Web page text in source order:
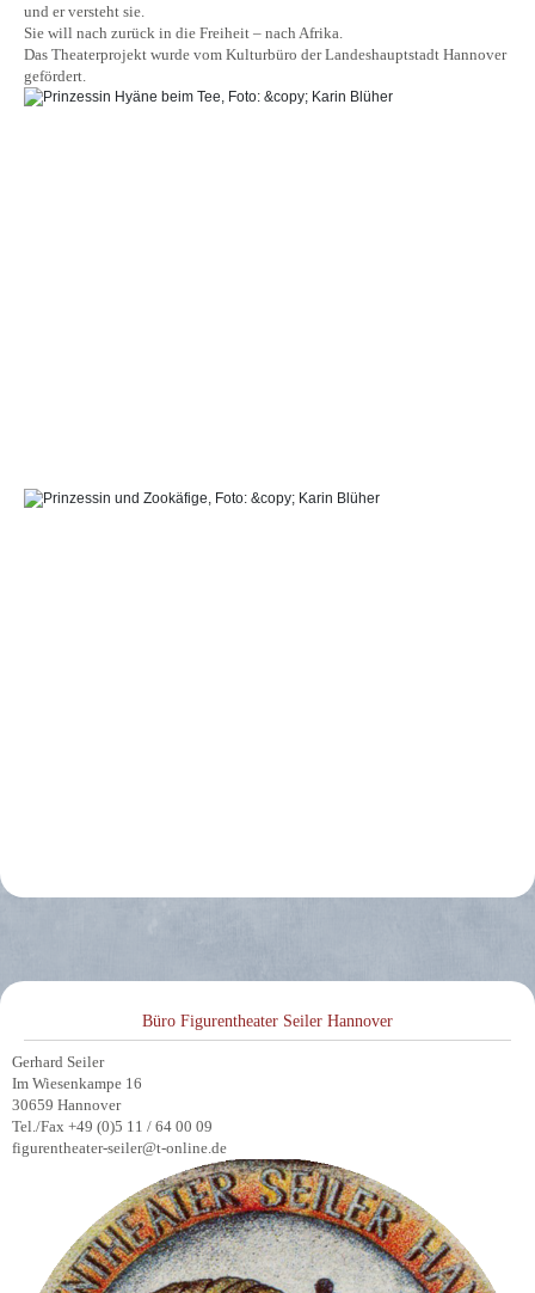
und er versteht sie.
Sie will nach zurück in die Freiheit – nach Afrika.
Das Theaterprojekt wurde vom Kulturbüro der Landeshauptstadt Hannover
gefördert.
Büro Figurentheater Seiler Hannover
Gerhard Seiler
Im Wiesenkampe 16
30659 Hannover
Tel./Fax +49 (0)5 11 / 64 00 09
figurentheater-seiler@t-online.de